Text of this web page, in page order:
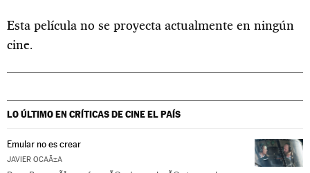
Esta película no se proyecta actualmente en ningún
cine.
LO ÚLTIMO EN CRÍTICAS DE CINEEL PAÍS
Emular no es crear
JAVIER OCAÃ±A